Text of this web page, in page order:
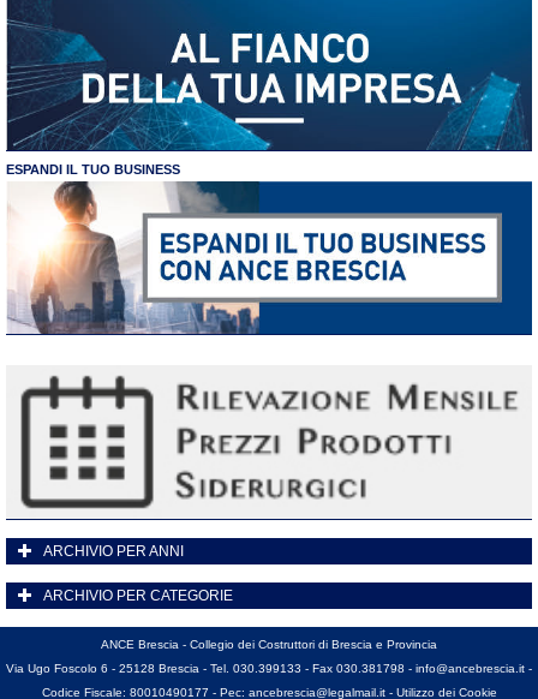
ESPANDI IL TUO BUSINESS
ARCHIVIO PER ANNI
ARCHIVIO PER CATEGORIE
ANCE Brescia - Collegio dei Costruttori di Brescia e Provincia
Via Ugo Foscolo 6 - 25128 Brescia - Tel. 030.399133 - Fax 030.381798 - info@ancebrescia.it -
Codice Fiscale: 80010490177 - Pec: ancebrescia@legalmail.it- Utilizzo dei Cookie